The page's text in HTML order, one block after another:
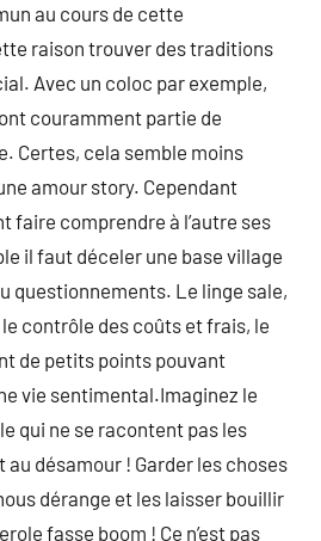
au cours de cette
raison trouver des traditions
Avec un coloc par exemple,
couramment partie de
Certes, cela semble moins
amour story. Cependant
faire comprendre à l’autre ses
il faut déceler une base village
questionnements. Le linge sale,
le contrôle des coûts et frais, le
de petits points pouvant
vie sentimental.Imaginez le
qui ne se racontent pas les
désamour ! Garder les choses
dérange et les laisser bouillir
fasse boom ! Ce n’est pas